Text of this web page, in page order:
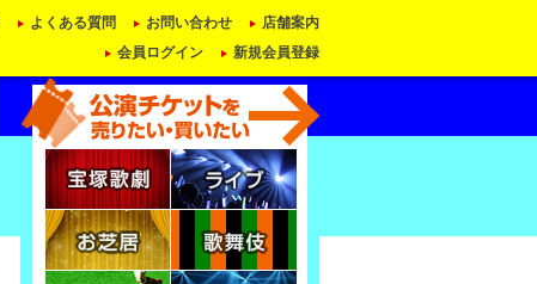
よくある質問 お問い合わせ
店舗案内
会員ログイン
新規会員登録